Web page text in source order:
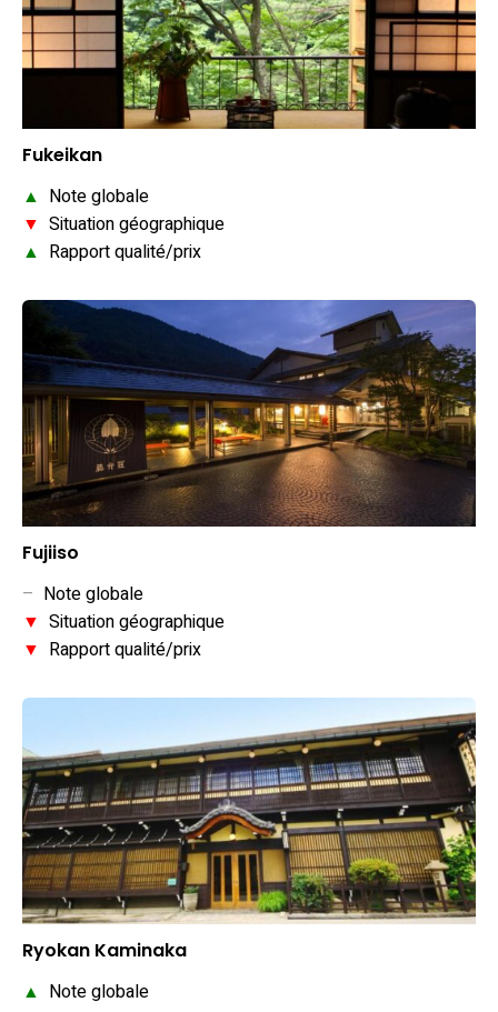
Fukeikan
▲ Note globale
▼ Situation géographique
▲ Rapport qualité/prix
Fujiiso
– Note globale
▼ Situation géographique
▼ Rapport qualité/prix
Ryokan Kaminaka
▲ Note globale